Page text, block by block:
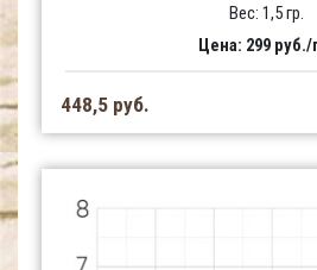
Вес: 1,5 гр.
Цена: 299 руб./
448,5 руб.